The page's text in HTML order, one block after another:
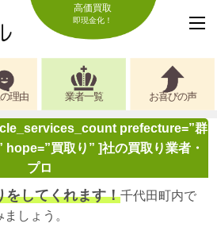
高価買取
即現金化！
理由 業者一覧 お喜びの声
prefecture=”群
hope=”買取り” ]社の買取り業者・
プロ
をしてくれます！千代田町内で
しょう。